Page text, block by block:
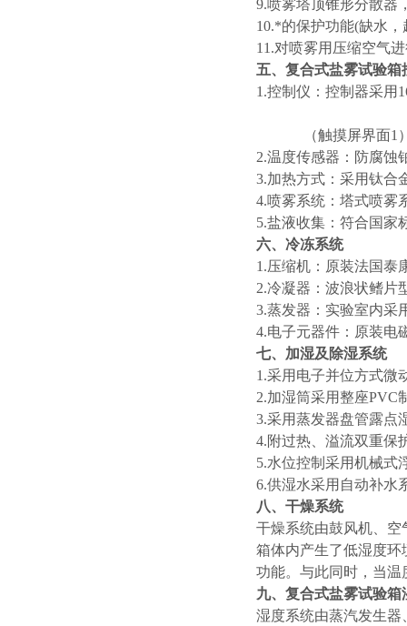
9.喷雾塔顶锥形分散器
10.*的保护功能(缺水
11.对喷雾用压缩空气
五、复合式盐雾试验箱
1.控制仪：控制器采用
（触摸屏界面
2.温度传感器：防腐蚀
3.加热方式：采用钛合
4.喷雾系统：塔式喷雾
5.盐液收集：符合国家
六、冷冻系统
1.压缩机：原装法国泰
2.冷凝器：波浪状鳍片
3.蒸发器：实验室内采
4.电子元器件：原装电
七、加湿及除湿系统
1.采用电子并位方式微
2.加湿筒采用整座PVC
3.采用蒸发器盘管露点
4.附过热、溢流双重保
5.水位控制采用机械式
6.供湿水采用自动补水
八、干燥系统
干燥系统由鼓风机、
箱体内产生了低湿度
功能。与此同时，当
九、复合式盐雾试验箱
湿度系统由蒸汽发生